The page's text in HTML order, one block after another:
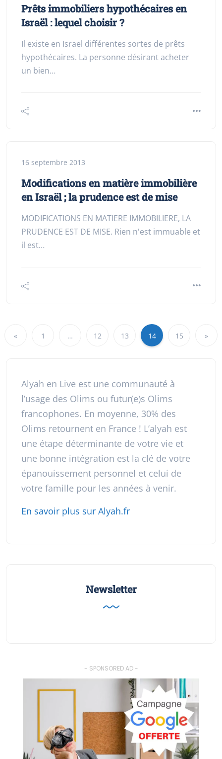
Prêts immobiliers hypothécaires en
Israël : lequel choisir ?
Il existe en Israel différentes sortes de prêts
hypothécaires. La personne désirant acheter
un bien…
16 septembre 2013
Modifications en matière immobilière
en Israël ; la prudence est de mise
MODIFICATIONS EN MATIERE IMMOBILIERE, LA
PRUDENCE EST DE MISE. Rien n'est immuable et
il est…
« 1 … 12 13 14 15 »
Alyah en Live est une communauté à
l’usage des Olims ou futur(e)s Olims
francophones. En moyenne, 30% des
Olims retournent en France ! L’alyah est
une étape déterminante de votre vie et
une bonne intégration est la clé de votre
épanouissement personnel et celui de
votre famille pour les années à venir.
En savoir plus sur Alyah.fr
Newsletter
- SPONSORED AD -